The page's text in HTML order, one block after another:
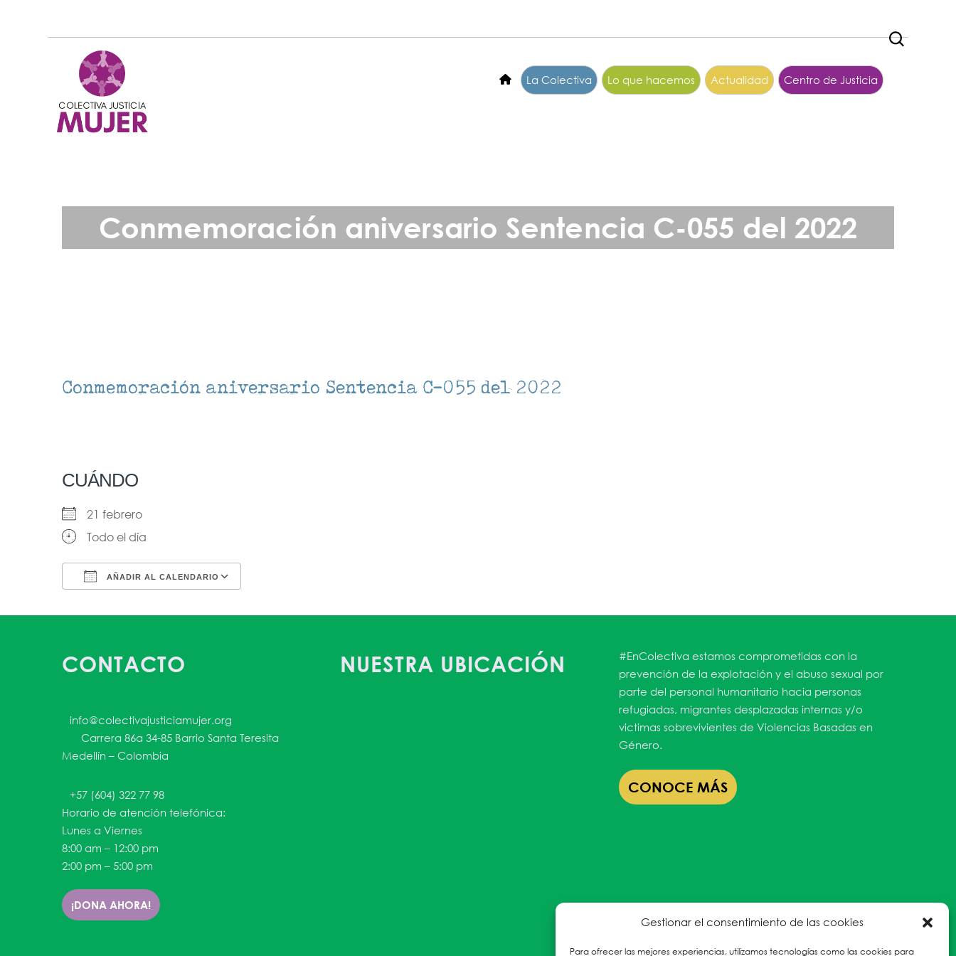
Gestionar el consentimiento de las cookies
Para ofrecer las mejores experiencias, utilizamos tecnologías como las cookies para
La Colectiva Lo que hacemos Actualidad Centro de Justicia
Conmemoración aniversario Sentencia C-055 del 2022
Conmemoración aniversario Sentencia C-055 del 2022
CUÁNDO
21 febrero
Todo el día
AÑADIR AL CALENDARIO
CONTACTO
info@colectivajusticiamujer.org
Carrera 86a 34-85 Barrio Santa Teresita
Medellín – Colombia
+57 (604) 322 77 98
Horario de atención telefónica:
Lunes a Viernes
8:00 am – 12:00 pm
2:00 pm – 5:00 pm
¡DONA AHORA!
NUESTRA UBICACIÓN
#EnColectiva estamos comprometidas con la
prevención de la explotación y el abuso sexual por
parte del personal humanitario hacia personas
refugiadas, migrantes desplazadas internas y/o
victimas sobrevivientes de Violencias Basadas en
Género.
CONOCE MÁS